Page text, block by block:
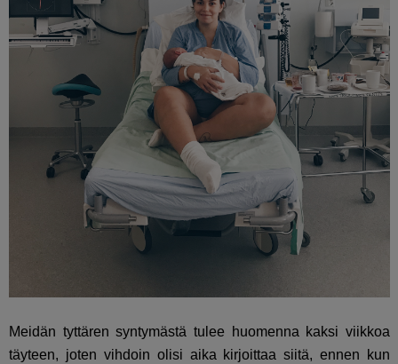
Meidän tyttären syntymästä tulee huomenna kaksi viikkoa
täyteen, joten vihdoin olisi aika kirjoittaa siitä, ennen kun